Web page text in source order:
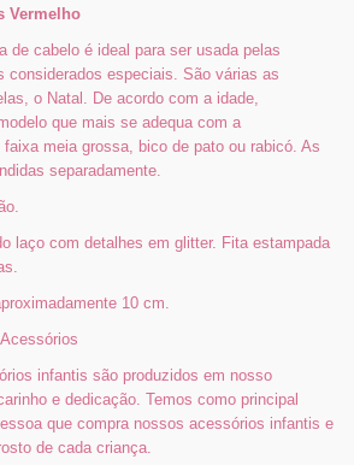
Vermelho
de cabelo é ideal para ser usada pelas
considerados especiais. São várias as
o Natal. De acordo com a idade,
que mais se adequa com a
meia grossa, bico de pato ou rabicó. As
separadamente.
laço com detalhes em glitter. Fita estampada
10 cm.
infantis são produzidos em nosso
e dedicação. Temos como principal
que compra nossos acessórios infantis e
de cada criança.